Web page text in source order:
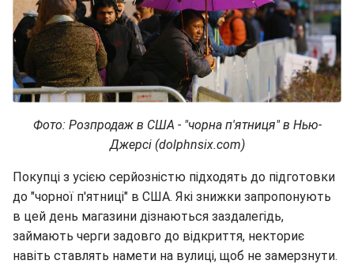
Фото: Розпродаж в США - "чорна п'ятниця" в Нью-
Джерсі (dolphnsix.com)
Покупці з усією серйозністю підходять до підготовки
до "чорної п'ятниці" в США. Які знижки запропонують
в цей день магазини дізнаються заздалегідь,
займають черги задовго до відкриття, некториє
навіть ставлять намети на вулиці, щоб не замерзнути.